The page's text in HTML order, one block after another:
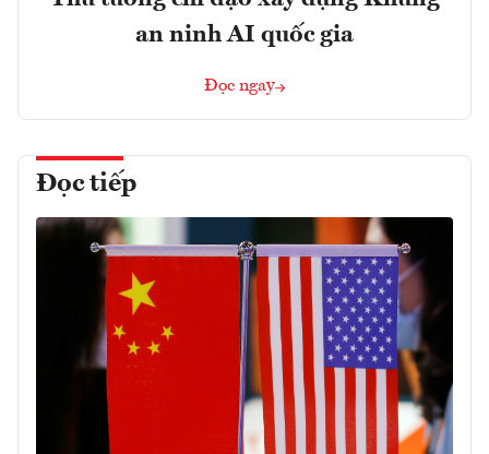
an ninh AI quốc gia
Đọc ngay
Đọc tiếp